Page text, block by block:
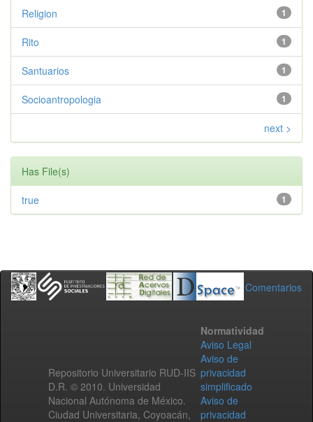
1
Religion
1
Rito
1
Santuarios
1
Socioantropologia
next >
Has File(s)
1
true
Comentarios
Repositorio Universitario RUD-IIS
D.R. © 2010. Universidad
Nacional Autónoma de México.
Ciudad Universitaria, Coyoacán,
Normatividad
Aviso Legal
Aviso de
privacidad
simplificado
Aviso de
privacidad